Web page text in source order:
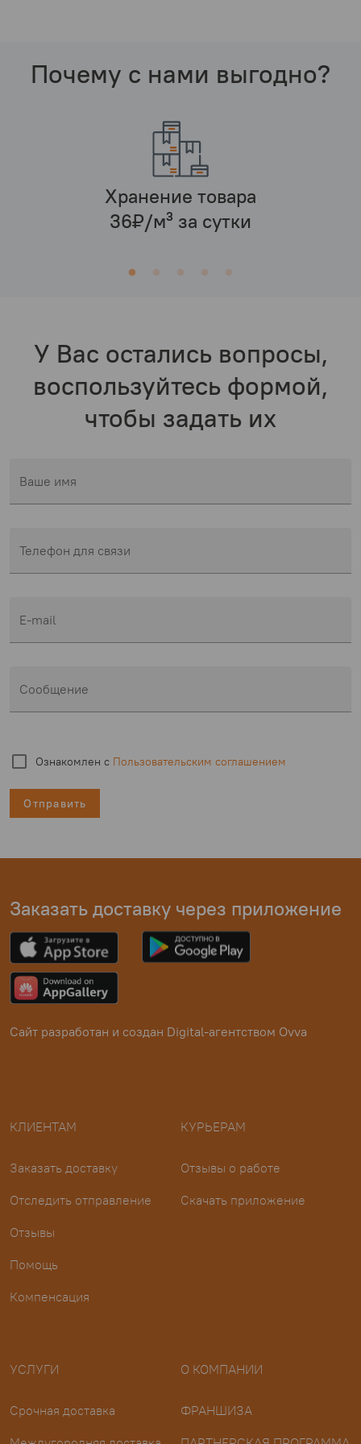
Почему с нами выгодно?
Хранение товара
36₽/м³ за сутки
У Вас остались вопросы,
воспользуйтесь формой,
чтобы задать их
Ваше имя
Телефон для связи
E-mail
Сообщение
Ознакомлен с Пользовательским соглашением
Отправить
Заказать доставку через приложение
Сайт разработан и создан Digital-агентством Ovva
КЛИЕНТАМ
Заказать доставку
Отследить отправление
Отзывы
Помощь
Компенсация
КУРЬЕРАМ
Отзывы о работе
Скачать приложение
УСЛУГИ
Срочная доставка
О КОМПАНИИ
ФРАНШИЗА